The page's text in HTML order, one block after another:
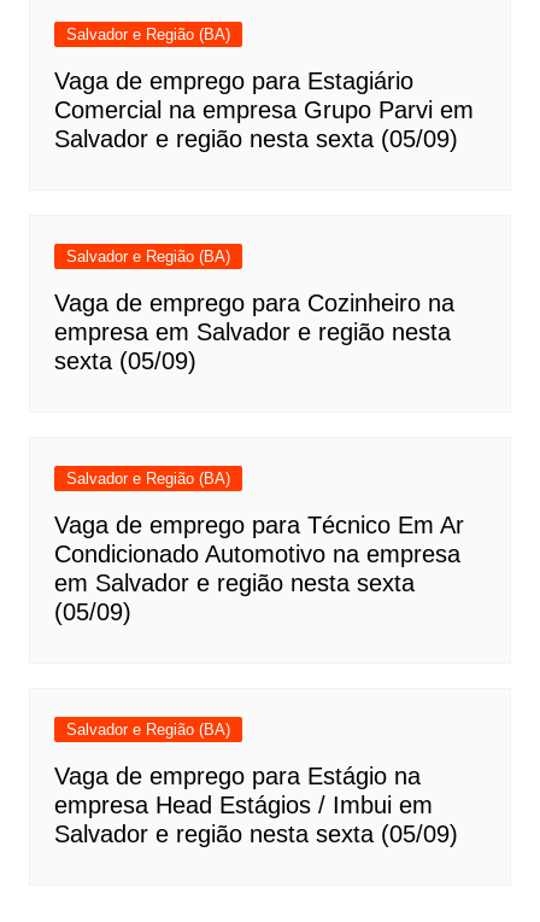
Salvador e Região (BA)
Vaga de emprego para Estagiário
Comercial na empresa Grupo Parvi em
Salvador e região nesta sexta (05/09)
Salvador e Região (BA)
Vaga de emprego para Cozinheiro na
empresa em Salvador e região nesta
sexta (05/09)
Salvador e Região (BA)
Vaga de emprego para Técnico Em Ar
Condicionado Automotivo na empresa
em Salvador e região nesta sexta
(05/09)
Salvador e Região (BA)
Vaga de emprego para Estágio na
empresa Head Estágios / Imbui em
Salvador e região nesta sexta (05/09)